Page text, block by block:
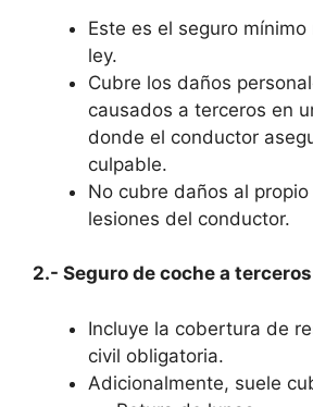
Este es el seguro
ley.
Cubre los daños
causados a terceros en
donde el conductor
culpable.
No cubre daños al
lesiones del conductor.
2.- Seguro de coche a
Incluye la cobertura de
civil obligatoria.
Adicionalmente, suele